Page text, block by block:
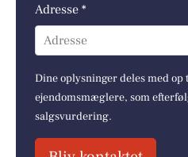
Adresse *
Adresse
Dine oplysninger deles med op
ejendomsmæglere, som
salgsvurdering.